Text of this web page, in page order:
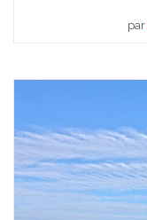
par